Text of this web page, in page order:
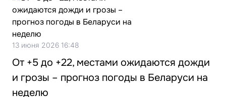
13 июня 2026 16:48
От +5 до +22, местами ожидаются дожди
и грозы – прогноз погоды в Беларуси на
неделю